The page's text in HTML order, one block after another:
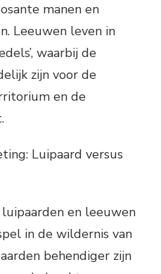
manen en
Leeuwen leven in
waarbij de
zijn voor de
en de
Luipaard versus
en leeuwen
in de wildernis van
behendiger zijn